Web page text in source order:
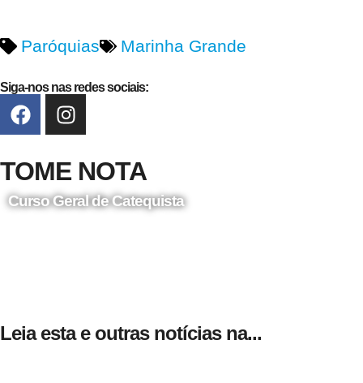
Paróquias Marinha Grande
Siga-nos nas redes sociais:
TOME NOTA
Curso Geral de Catequista
Leia esta e outras notícias na...